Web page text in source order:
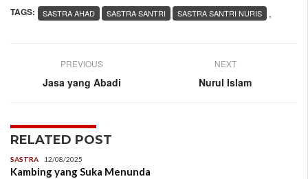
TAGS: ,
SASTRA AHAD SASTRA SANTRI SASTRA SANTRI NURIS
PREVIOUS
Jasa yang Abadi
NEXT
Nurul Islam
RELATED POST
SASTRA 12/08/2025
Kambing yang Suka Menunda